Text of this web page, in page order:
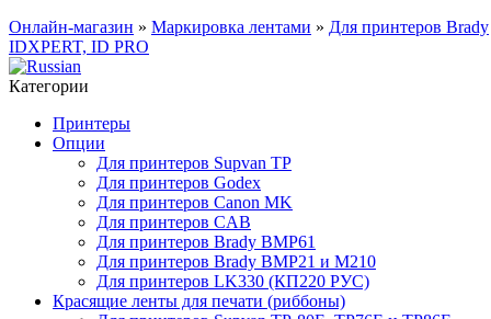
Онлайн-магазин » Маркировка лентами » Для принтеров Brady
IDXPERT, ID PRO
Категории
Принтеры
Опции
Для принтеров Supvan TP
Для принтеров Godex
Для принтеров Canon MK
Для принтеров CAB
Для принтеров Brady BMP61
Для принтеров Brady BMP21 и M210
Для принтеров LK330 (КП220 РУС)
Красящие ленты для печати (риббоны)